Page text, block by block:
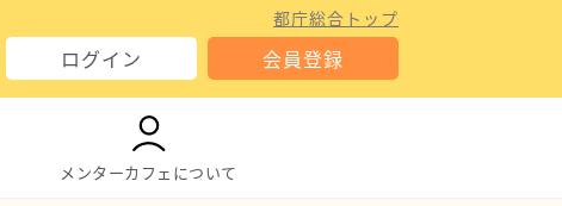
都庁総合トップ
ログイン 会員登録
メンターカフェについて